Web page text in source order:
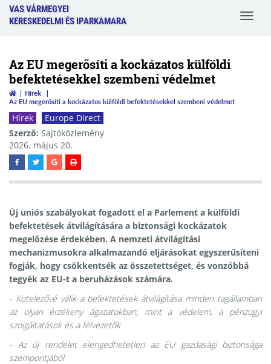
VAS VÁRMEGYEI
KERESKEDELMI ÉS IPARKAMARA
Toggle
Az EU megerősíti a kockázatos külföldi
befektetésekkel szembeni védelmet
Hírek
Az EU megerősíti a kockázatos külföldi befektetésekkel szembeni védelmet
Hírek
Europe Direct
Szerző: Sajtóközlemény
2026. május 20.
Új uniós szabályokat fogadott el a Parlement a külföldi
befektetések átvilágítására a biztonsági kockázatok
megelőzése érdekében. A nemzeti átvilágítási
mechanizmusokra alkalmazandó eljárásokat egyszerűsíteni
fogják, hogy csökkentsék az összetettséget, és vonzóbbá
tegyék az EU-t a beruházások számára.
- Kötelezővé válik a befektetések átvilágítása minden tagállamban
az olyan érzékeny ágazatokban, mint a védelem, a pénzügyi
szolgáltatások és a félvezetők
- Az új rendelet elengedhetetlen az EU gazdasági biztonsága
szempontjából